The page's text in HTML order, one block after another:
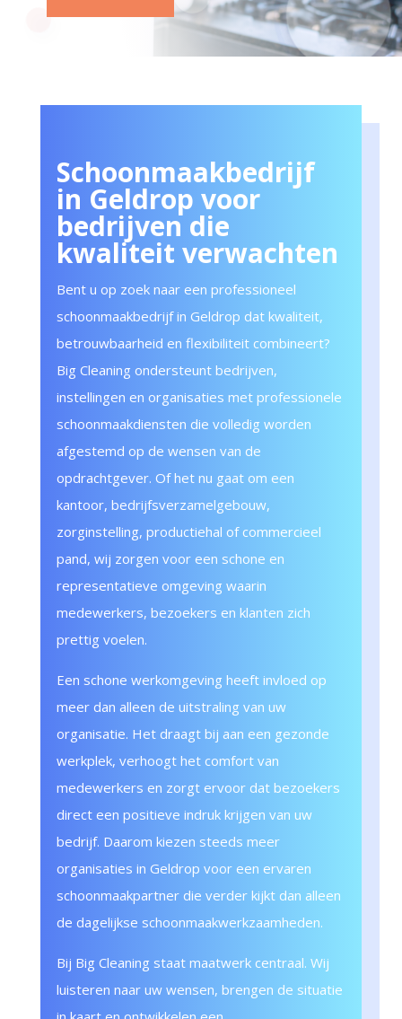
Schoonmaakbedrijf
in Geldrop voor
bedrijven die
kwaliteit verwachten
Bent u op zoek naar een professioneel
schoonmaakbedrijf in Geldrop dat kwaliteit,
betrouwbaarheid en flexibiliteit combineert?
Big Cleaning ondersteunt bedrijven,
instellingen en organisaties met professionele
schoonmaakdiensten die volledig worden
afgestemd op de wensen van de
opdrachtgever. Of het nu gaat om een
kantoor, bedrijfsverzamelgebouw,
zorginstelling, productiehal of commercieel
pand, wij zorgen voor een schone en
representatieve omgeving waarin
medewerkers, bezoekers en klanten zich
prettig voelen.
Een schone werkomgeving heeft invloed op
meer dan alleen de uitstraling van uw
organisatie. Het draagt bij aan een gezonde
werkplek, verhoogt het comfort van
medewerkers en zorgt ervoor dat bezoekers
direct een positieve indruk krijgen van uw
bedrijf. Daarom kiezen steeds meer
organisaties in Geldrop voor een ervaren
schoonmaakpartner die verder kijkt dan alleen
de dagelijkse schoonmaakwerkzaamheden.
Bij Big Cleaning staat maatwerk centraal. Wij
luisteren naar uw wensen, brengen de situatie